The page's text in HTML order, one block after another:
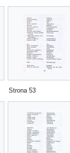
Strona 53